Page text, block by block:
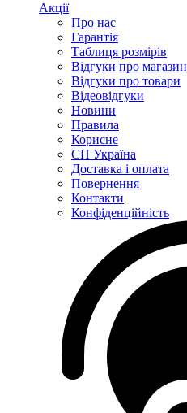
Акції
Про нас
Гарантія
Таблиця розмірів
Відгуки про магазин
Відгуки про товари
Відеовідгуки
Новини
Правила
Корисне
СП Україна
Доставка і оплата
Повернення
Контакти
Конфіденційність